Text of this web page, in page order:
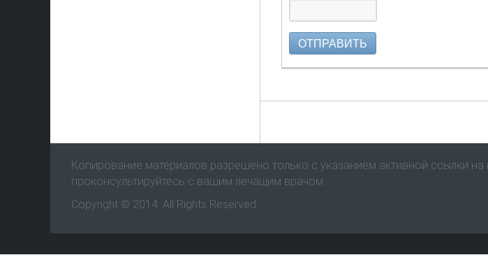
ОТПРАВИТЬ
Копирование материалов разрешено только с указанием активной ссылки
проконсультируйтесь с вашим лечащим врачом.
Copyright © 2014. All Rights Reserved.